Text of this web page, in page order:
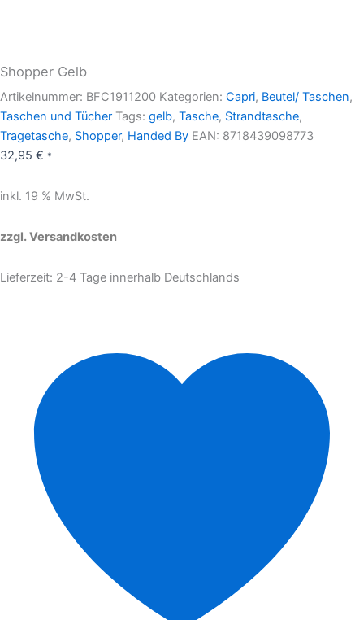
Shopper Gelb
Artikelnummer: BFC1911200 Kategorien: Capri, Beutel/ Taschen,
Taschen und Tücher Tags: gelb, Tasche, Strandtasche,
Tragetasche, Shopper, Handed By EAN: 8718439098773
32,95 € *
inkl. 19 % MwSt.
zzgl. Versandkosten
Lieferzeit: 2-4 Tage innerhalb Deutschlands